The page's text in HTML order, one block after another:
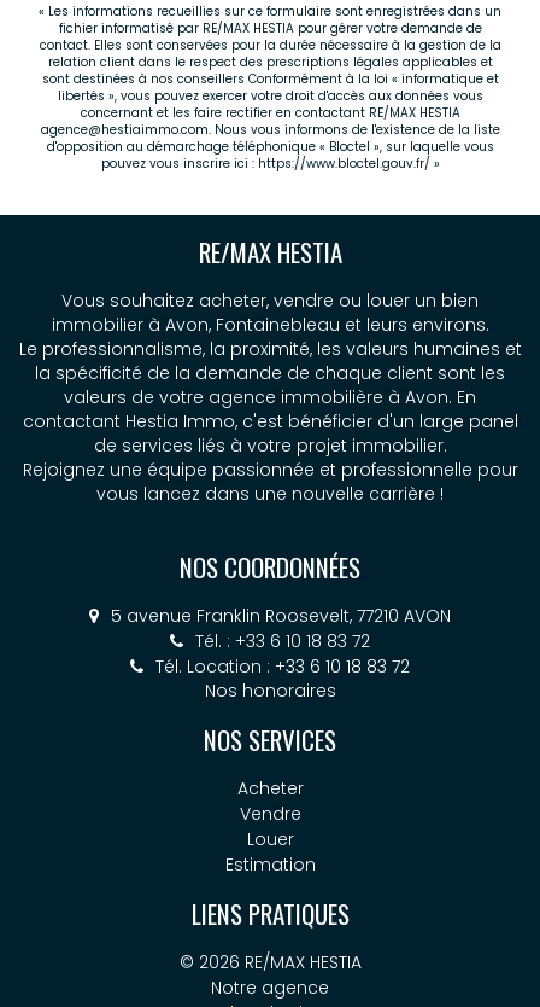
« Les informations recueillies sur ce formulaire sont enregistrées dans un
fichier informatisé par RE/MAX HESTIA pour gérer votre demande de
contact. Elles sont conservées pour la durée nécessaire à la gestion de la
relation client dans le respect des prescriptions légales applicables et
sont destinées à nos conseillers Conformément à la loi « informatique et
libertés », vous pouvez exercer votre droit d'accès aux données vous
concernant et les faire rectifier en contactant RE/MAX HESTIA
agence@hestiaimmo.com. Nous vous informons de l'existence de la liste
d'opposition au démarchage téléphonique « Bloctel », sur laquelle vous
pouvez vous inscrire ici : https://www.bloctel.gouv.fr/ »
RE/MAX HESTIA
Vous souhaitez acheter, vendre ou louer un bien
immobilier à Avon, Fontainebleau et leurs environs.
Le professionnalisme, la proximité, les valeurs humaines et
la spécificité de la demande de chaque client sont les
valeurs de votre agence immobilière à Avon. En
contactant Hestia Immo, c'est bénéficier d'un large panel
de services liés à votre projet immobilier.
Rejoignez une équipe passionnée et professionnelle pour
vous lancez dans une nouvelle carrière !
NOS COORDONNÉES
5 avenue Franklin Roosevelt, 77210 AVON
Tél. : +33 6 10 18 83 72
Tél. Location : +33 6 10 18 83 72
Nos honoraires
NOS SERVICES
Acheter
Vendre
Louer
Estimation
LIENS PRATIQUES
© 2026 RE/MAX HESTIA
Notre agence